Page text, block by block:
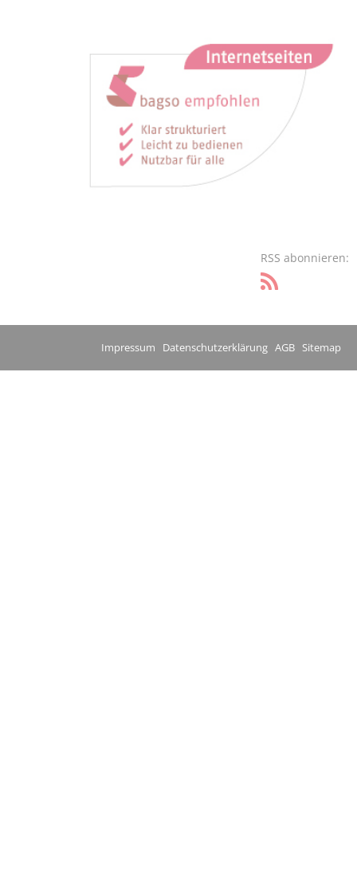
RSS abonnieren:
Impressum Datenschutzerklärung AGB Sitemap